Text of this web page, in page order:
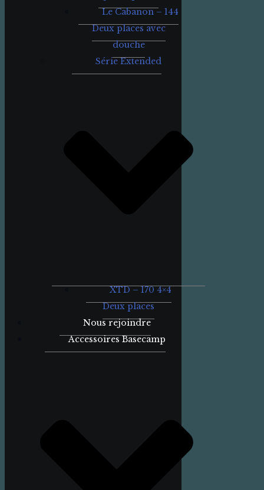
Le Cabanon – 144
Deux places avec
douche
Série Extended
XTD – 170 4×4
Deux places
Nous rejoindre
Accessoires Basecamp